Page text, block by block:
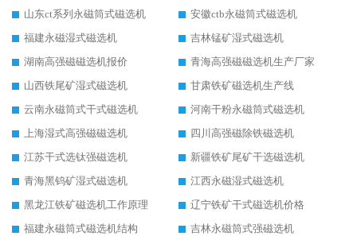
山东ct系列永磁筒式磁选机
安徽ctb永磁筒式磁选机
福建永磁湿式磁选机
吉林锰矿湿式磁选机
湖南高强磁磁选机报价
青海高强磁磁选机生产厂家
山西铁尾矿湿式磁选机
甘肃铁矿磁选机生产线
云南永磁筒式干式磁选机
河南干粉永磁筒式磁选机
上海湿式高强磁磁选机
四川高强磁除铁磁选机
江苏干式选钛强磁选机
新疆铁矿尾矿干选磁选机
青海黑钨矿湿式磁选机
江西永磁湿式磁选机
黑龙江铁矿磁选机工作原理
辽宁铁矿干式磁选机价格
福建永磁筒式磁选机结构
吉林永磁筒式强磁选机